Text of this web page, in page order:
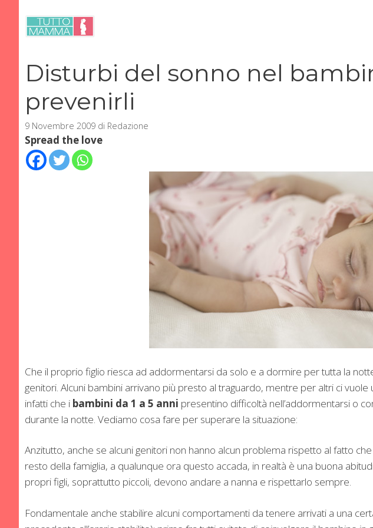
contenuto
Disturbi del sonno nel
prevenirli
9 Novembre 2009 di Redazione
Spread the love
Che il proprio figlio riesca ad addormentarsi da solo e a dormire per tutta la
genitori. Alcuni bambini arrivano più presto al traguardo, mentre per altri ci
infatti che i bambini da 1 a 5 anni presentino difficoltà nell’addormentarsi o
durante la notte. Vediamo cosa fare per superare la situazione:
Anzitutto, anche se alcuni genitori non hanno alcun problema rispetto al fatto
resto della famiglia, a qualunque ora questo accada, in realtà è una buona
propri figli, soprattutto piccoli, devono andare a nanna e rispettarlo sempre.
Fondamentale anche stabilire alcuni comportamenti da tenere arrivati a una